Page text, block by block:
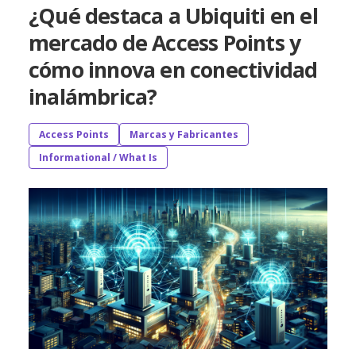
¿Qué destaca a Ubiquiti en el
mercado de Access Points y
cómo innova en conectividad
inalámbrica?
Access Points
Marcas y Fabricantes
Informational / What Is